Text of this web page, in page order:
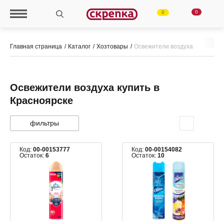
0 0
Главная страница Каталог Хозтовары Освежители воздуха
Освежители воздуха купить в
Красноярске
фильтры
Код: 00-00153777
Остаток: 6
Код:00-00154082
Остаток:10